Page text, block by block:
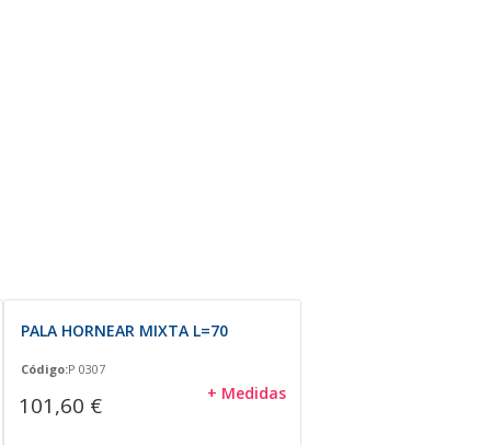
PALA HORNEAR MIXTA L=70
Código:P 0307
101,60 € + Medidas